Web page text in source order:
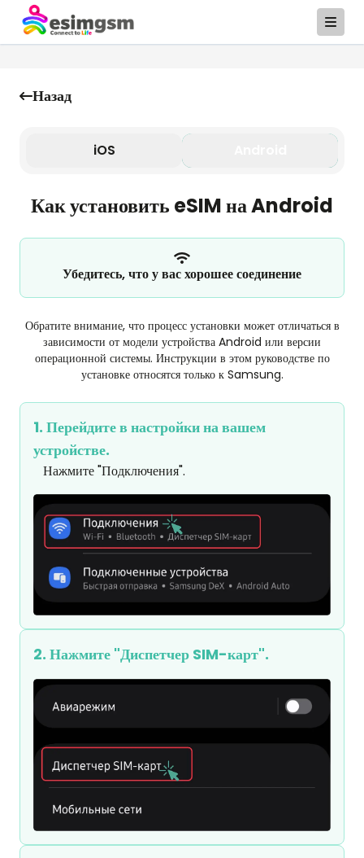
Назад
iOS
Как установить eSIM на Android
Убедитесь, что у вас хорошее соединение
Обратите внимание, что процесс установки может отличаться в
зависимости от модели устройства Android или версии
операционной системы. Инструкции в этом руководстве по
установке относятся только к Samsung.
1. Перейдите в настройки на вашем
устройстве.
Нажмите "Подключения".
2. Нажмите "Диспетчер SIM-карт".